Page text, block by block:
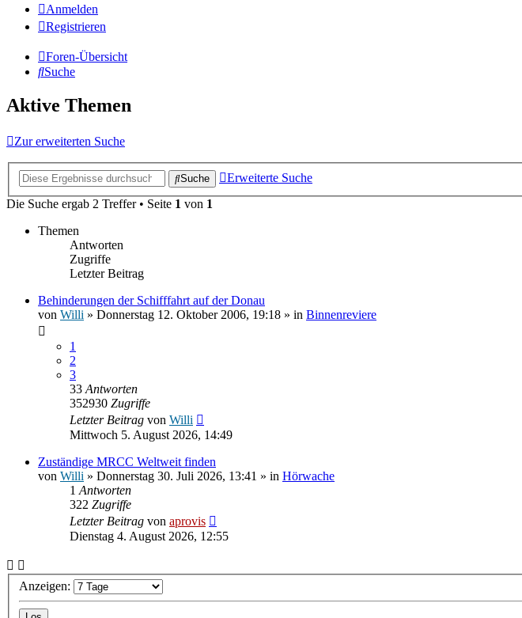
Anmelden
Registrieren
Foren-Übersicht
Suche
Aktive Themen
Zur erweiterten Suche
Suche
Erweiterte Suche
Die Suche ergab 2 Treffer • Seite 1 von 1
Themen
Antworten
Zugriffe
Letzter Beitrag
Behinderungen der Schifffahrt auf der Donau
von Willi » Donnerstag 12. Oktober 2006, 19:18 » in Binnenreviere
1
2
3
33 Antworten
352930 Zugriffe
Letzter Beitrag von Willi
Mittwoch 5. August 2026, 14:49
Zuständige MRCC Weltweit finden
von Willi » Donnerstag 30. Juli 2026, 13:41 » in Hörwache
1 Antworten
322 Zugriffe
Letzter Beitrag von aprovis
Dienstag 4. August 2026, 12:55
Anzeigen: